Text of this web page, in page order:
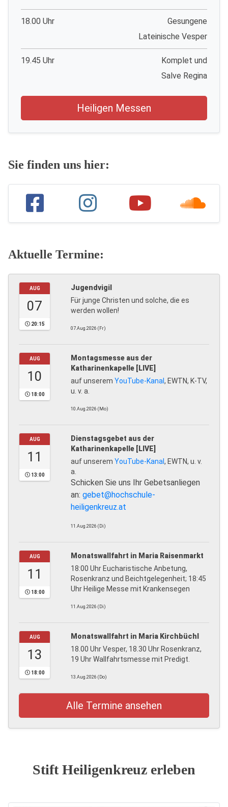
18.00 Uhr
Gesungene
Lateinische Vesper
19.45 Uhr
Komplet und
Salve Regina
Heiligen Messen
Sie finden uns hier:
Aktuelle Termine:
AUG
07
20:15
Jugendvigil
Für junge Christen und solche, die es
werden wollen!
07.Aug.2026 (Fr)
AUG
10
18:00
Montagsmesse aus der
Katharinenkapelle [LIVE]
auf unserem YouTube-Kanal, EWTN, K-TV,
u. v. a.
10.Aug.2026 (Mo)
AUG
11
13:00
Dienstagsgebet aus der
Katharinenkapelle [LIVE]
auf unserem YouTube-Kanal, EWTN, u. v.
a.
Schicken Sie uns Ihr Gebetsanliegen
an: gebet@hochschule-
heiligenkreuz.at
11.Aug.2026 (Di)
AUG
11
18:00
Monatswallfahrt in Maria Raisenmarkt
18:00 Uhr Eucharistische Anbetung,
Rosenkranz und Beichtgelegenheit; 18:45
Uhr Heilige Messe mit Krankensegen
11.Aug.2026 (Di)
AUG
13
18:00
Monatswallfahrt in Maria Kirchbüchl
18.00 Uhr Vesper, 18.30 Uhr Rosenkranz,
19 Uhr Wallfahrtsmesse mit Predigt.
13.Aug.2026 (Do)
Alle Termine ansehen
Stift Heiligenkreuz erleben